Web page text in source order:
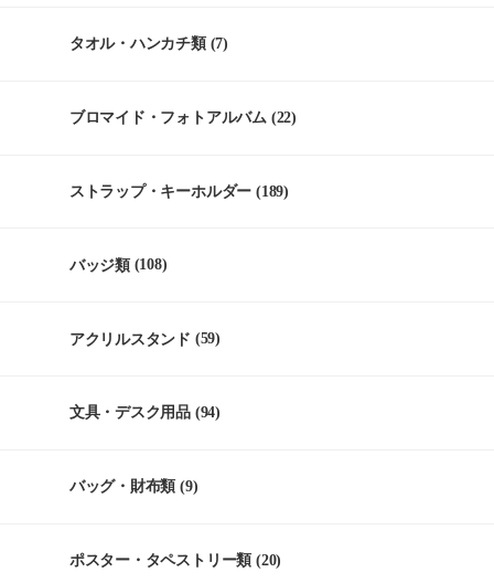
タオル・ハンカチ類(7)
ブロマイド・フォトアルバム (22)
ストラップ・キーホルダー (189)
バッジ類(108)
アクリルスタンド (59)
文具・デスク用品 (94)
バッグ・財布類 (9)
ポスター・タペストリー類 (20)